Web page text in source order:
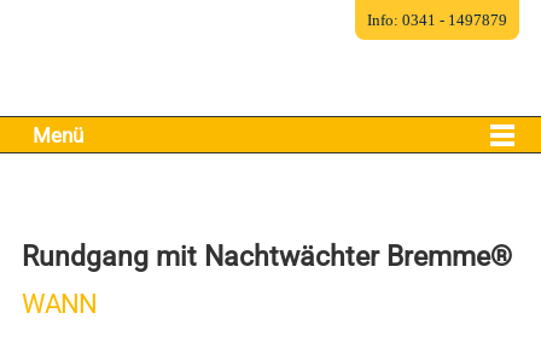
Menü
Rundgang mit Nachtwächter Bremme®
WANN
Info: 0341 - 1497879